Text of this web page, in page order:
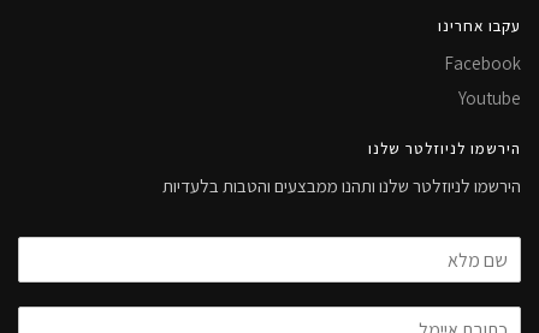
עקבו אחרינו
Facebook
Youtube
הירשמו לניוזלטר שלנו
הירשמו לניוזלטר שלנו ותהנו ממבצעים והטבות בלעדיות